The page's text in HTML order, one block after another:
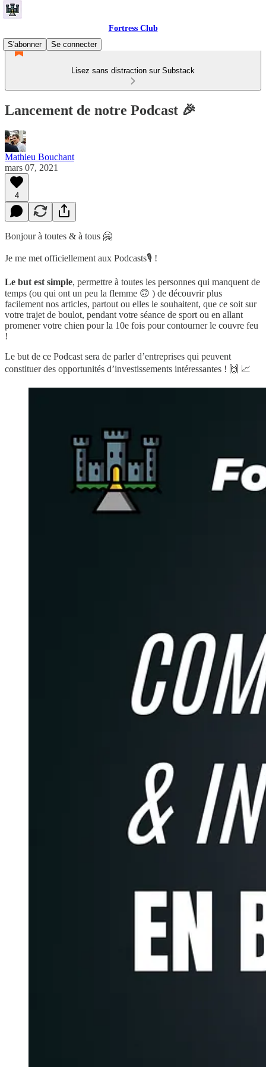
Fortress Club
S'abonner
Se connecter
Lisez sans distraction sur Substack
Lancement de notre Podcast 🎉
Mathieu Bouchant
mars 07, 2021
4
Bonjour à toutes & à tous 🤗
Je me met officiellement aux Podcasts🎙 !
Le but est simple, permettre à toutes les personnes qui manquent de
temps (ou qui ont un peu la flemme 🙃 ) de découvrir plus
facilement nos articles, partout ou elles le souhaitent, que ce soit sur
votre trajet de boulot, pendant votre séance de sport ou en allant
promener votre chien pour la 10e fois pour contourner le couvre feu
!
Le but de ce Podcast sera de parler d’entreprises qui peuvent
constituer des opportunités d’investissements intéressantes ! 🙌 📈